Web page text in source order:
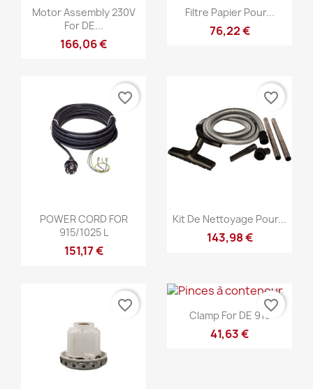
Szybki podgląd
Motor Assembly 230V
For DE...
166,06 €
Szybki podgląd
Filtre Papier Pour...
76,22 €
Szybki podgląd
POWER CORD FOR
915/1025 L
151,17 €
favorite_border
Szybki podgląd
Kit De Nettoyage Pour...
143,98 €
favorite_border
favorite_border Szybki podgląd
Clamp For DE 915
41,63 €
favorite_border